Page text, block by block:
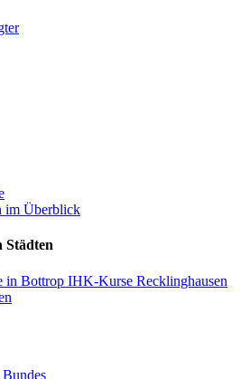
im Überblick
Städten
in Bottrop IHK-Kurse Recklinghausen
Bundes